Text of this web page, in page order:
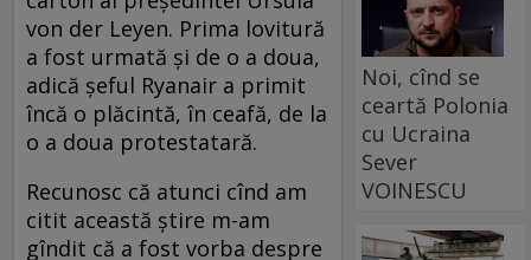
von der Leyen. Prima lovitură
a fost urmată și de o a doua,
adică șeful Ryanair a primit
încă o plăcintă, în ceafă, de la
o a doua protestatară.
Recunosc că atunci cînd am
citit această știre m-am
gîndit că a fost vorba despre
Noi, cînd se
ceartă Polonia
cu Ucraina
Sever
VOINESCU